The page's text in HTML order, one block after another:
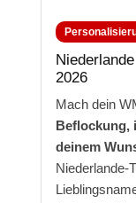
2026
Mach dein
Beflockung,
deinem
Niederlande-